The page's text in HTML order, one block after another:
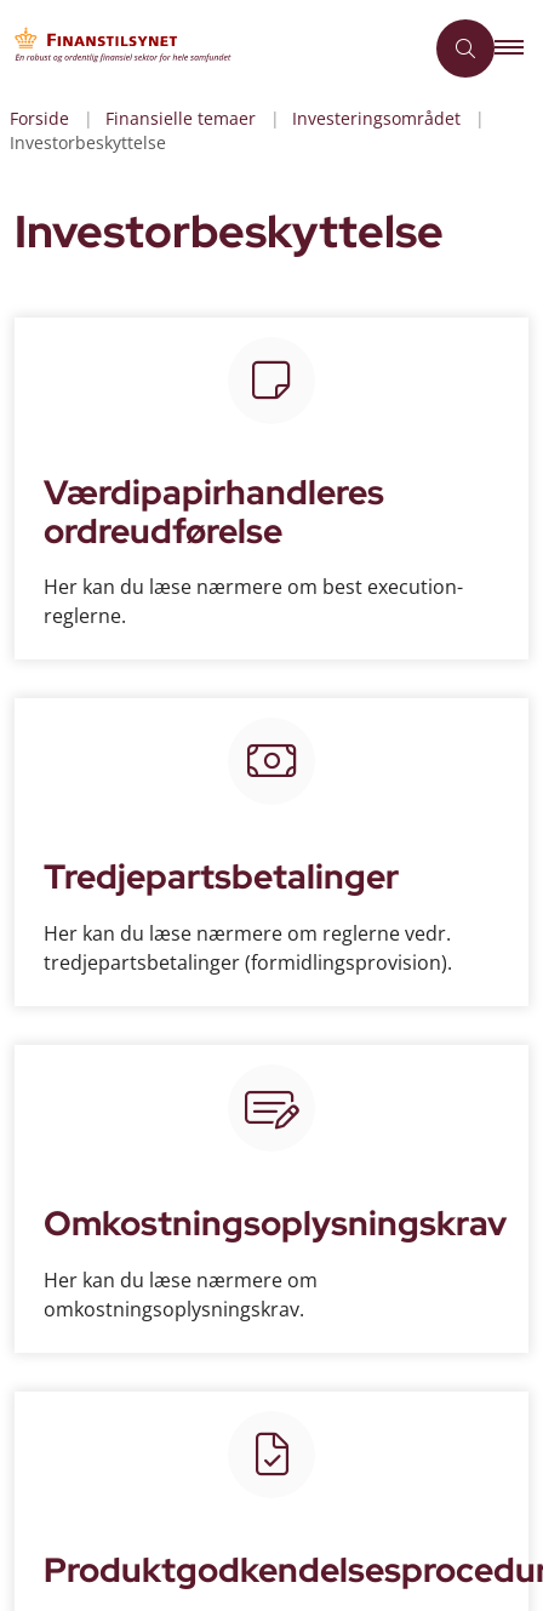
Forside Finansielle temaer
Investeringsområdet
Investorbeskyttelse
Investorbeskyttelse
Værdipapirhandleres
ordreudførelse
Her kan du læse nærmere om best execution-
reglerne.
Tredjepartsbetalinger
Her kan du læse nærmere om reglerne vedr.
tredjepartsbetalinger (formidlingsprovision).
Omkostningsoplysningskrav
Her kan du læse nærmere om
omkostningsoplysningskrav.